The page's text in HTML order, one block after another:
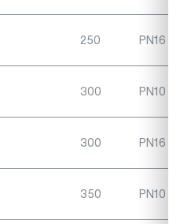
250 PN16
300 PN10
300 PN16
350 PN10